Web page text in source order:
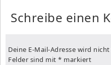
Schreibe einen
Deine E-Mail-Adresse wird
Felder sind mit * markiert